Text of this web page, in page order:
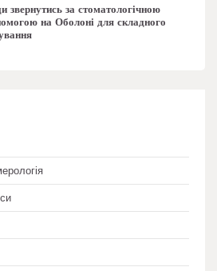
звернутись за стоматологічною
на Оболоні для складного